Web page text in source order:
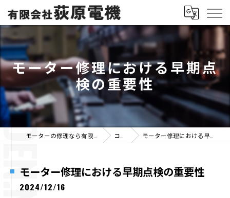
モーター修理における早期点
検の重要性
コラム モーター修理における早期点検の重要性
モーター修理における早期点検の重要性
2024/12/16